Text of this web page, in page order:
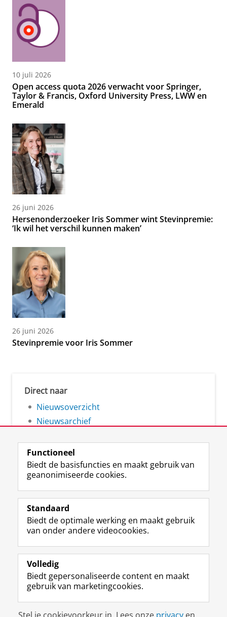
10 juli 2026
Open access quota 2026 verwacht voor Springer,
Taylor & Francis, Oxford University Press, LWW en
Emerald
26 juni 2026
Hersenonderzoeker Iris Sommer wint Stevinpremie:
‘Ik wil het verschil kunnen maken’
26 juni 2026
Stevinpremie voor Iris Sommer
Direct naar
Nieuwsoverzicht
Nieuwsarchief
Volg de RUG
F
a
e
b
o
p
a
i
n
L
i
k
e
I
-
p
g
i
R
S
-
f
e
R
k
s
I
n
t
r
m
c
c
Y
o
T
e
k
a
a
Studiekiezers
Alumni
Over ons
Disclaimer & Copyright
Functioneel
Biedt de basisfuncties en maakt gebruik van
geanonimiseerde cookies.
Standaard
Biedt de optimale werking en maakt gebruik
van onder andere videocookies.
Volledig
Biedt gepersonaliseerde content en maakt
gebruik van marketingcookies.